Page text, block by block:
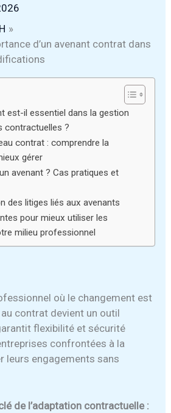
d’un avenant contrat dans
est-il essentiel dans la gestion
contractuelles ?
contrat : comprendre la
gérer
avenant ? Cas pratiques et
des litiges liés aux avenants
pour mieux utiliser les
milieu professionnel
où le changement est
au contrat devient un outil
flexibilité et sécurité
confrontées à la
leurs engagements sans
de l’adaptation contractuelle :